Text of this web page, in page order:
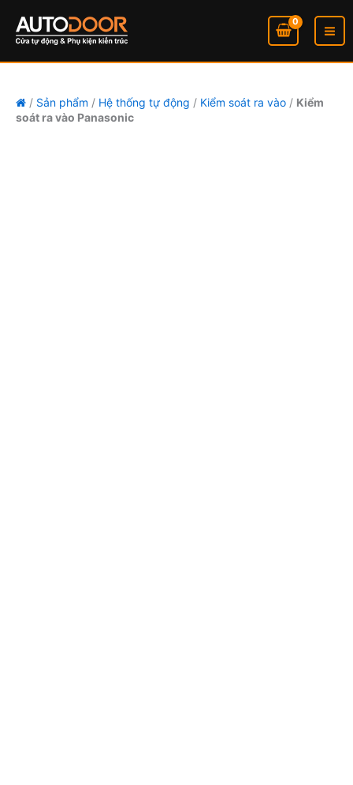
dung
/ Sản phẩm / Hệ thống tự động / Kiểm soát ra vào / Kiểm
soát ra vào Panasonic
soát
ra
lượng
lượng